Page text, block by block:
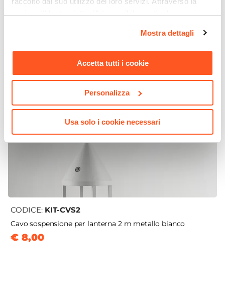
sezione "Mostra dettagli" è possibile gestire le proprie
momento. Per maggiori informazioni si invita a leggere la
nostraCookie Policy.
Mostra dettagli
Accetta tutti i cookie
Personalizza
Usa solo i cookie necessari
CODICE: KIT-CVS2
Cavo sospensione per lanterna 2 m metallo bianco
€ 8,00